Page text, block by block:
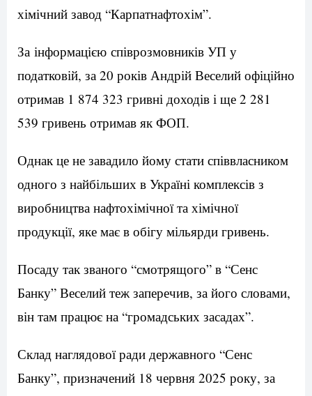
хімічний завод “Карпатнафтохім”.
За інформацією співрозмовників УП у
податковій, за 20 років Андрій Веселий офіційно
отримав 1 874 323 гривні доходів і ще 2 281
539 гривень отримав як ФОП.
Однак це не завадило йому стати співвласником
одного з найбільших в Україні комплексів з
виробництва нафтохімічної та хімічної
продукції, яке має в обігу мільярди гривень.
Посаду так званого “смотрящого” в “Сенс
Банку” Веселий теж заперечив, за його словами,
він там працює на “громадських засадах”.
Склад наглядової ради державного “Сенс
Банку”, призначений 18 червня 2025 року, за